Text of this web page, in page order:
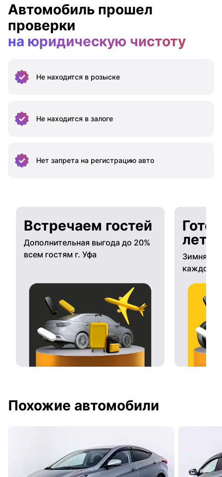
Автомобиль прошел
проверки
на юридическую чистоту
Не находится в розыске
Не находится в залоге
Нет запрета на регистрацию авто
Встречаем гостей
Дополнительная выгода до 20%
всем гостям г. Уфа
Зимняя
каждому
Похожие автомобили